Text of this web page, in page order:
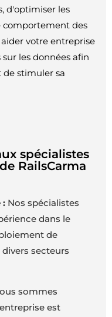
d'optimiser les
comportement des
votre entreprise
les données afin
de stimuler sa
spécialistes
RailsCarma
: Nos spécialistes
dans le
de
secteurs
sommes
est